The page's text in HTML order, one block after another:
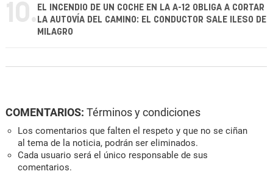
10. EL INCENDIO DE UN COCHE EN LA A-12 OBLIGA A CORTAR
LA AUTOVÍA DEL CAMINO: EL CONDUCTOR SALE ILESO DE
MILAGRO
COMENTARIOS: Términos y condiciones
Los comentarios que falten el respeto y que no se ciñan
al tema de la noticia, podrán ser eliminados.
Cada usuario será el único responsable de sus
comentarios.